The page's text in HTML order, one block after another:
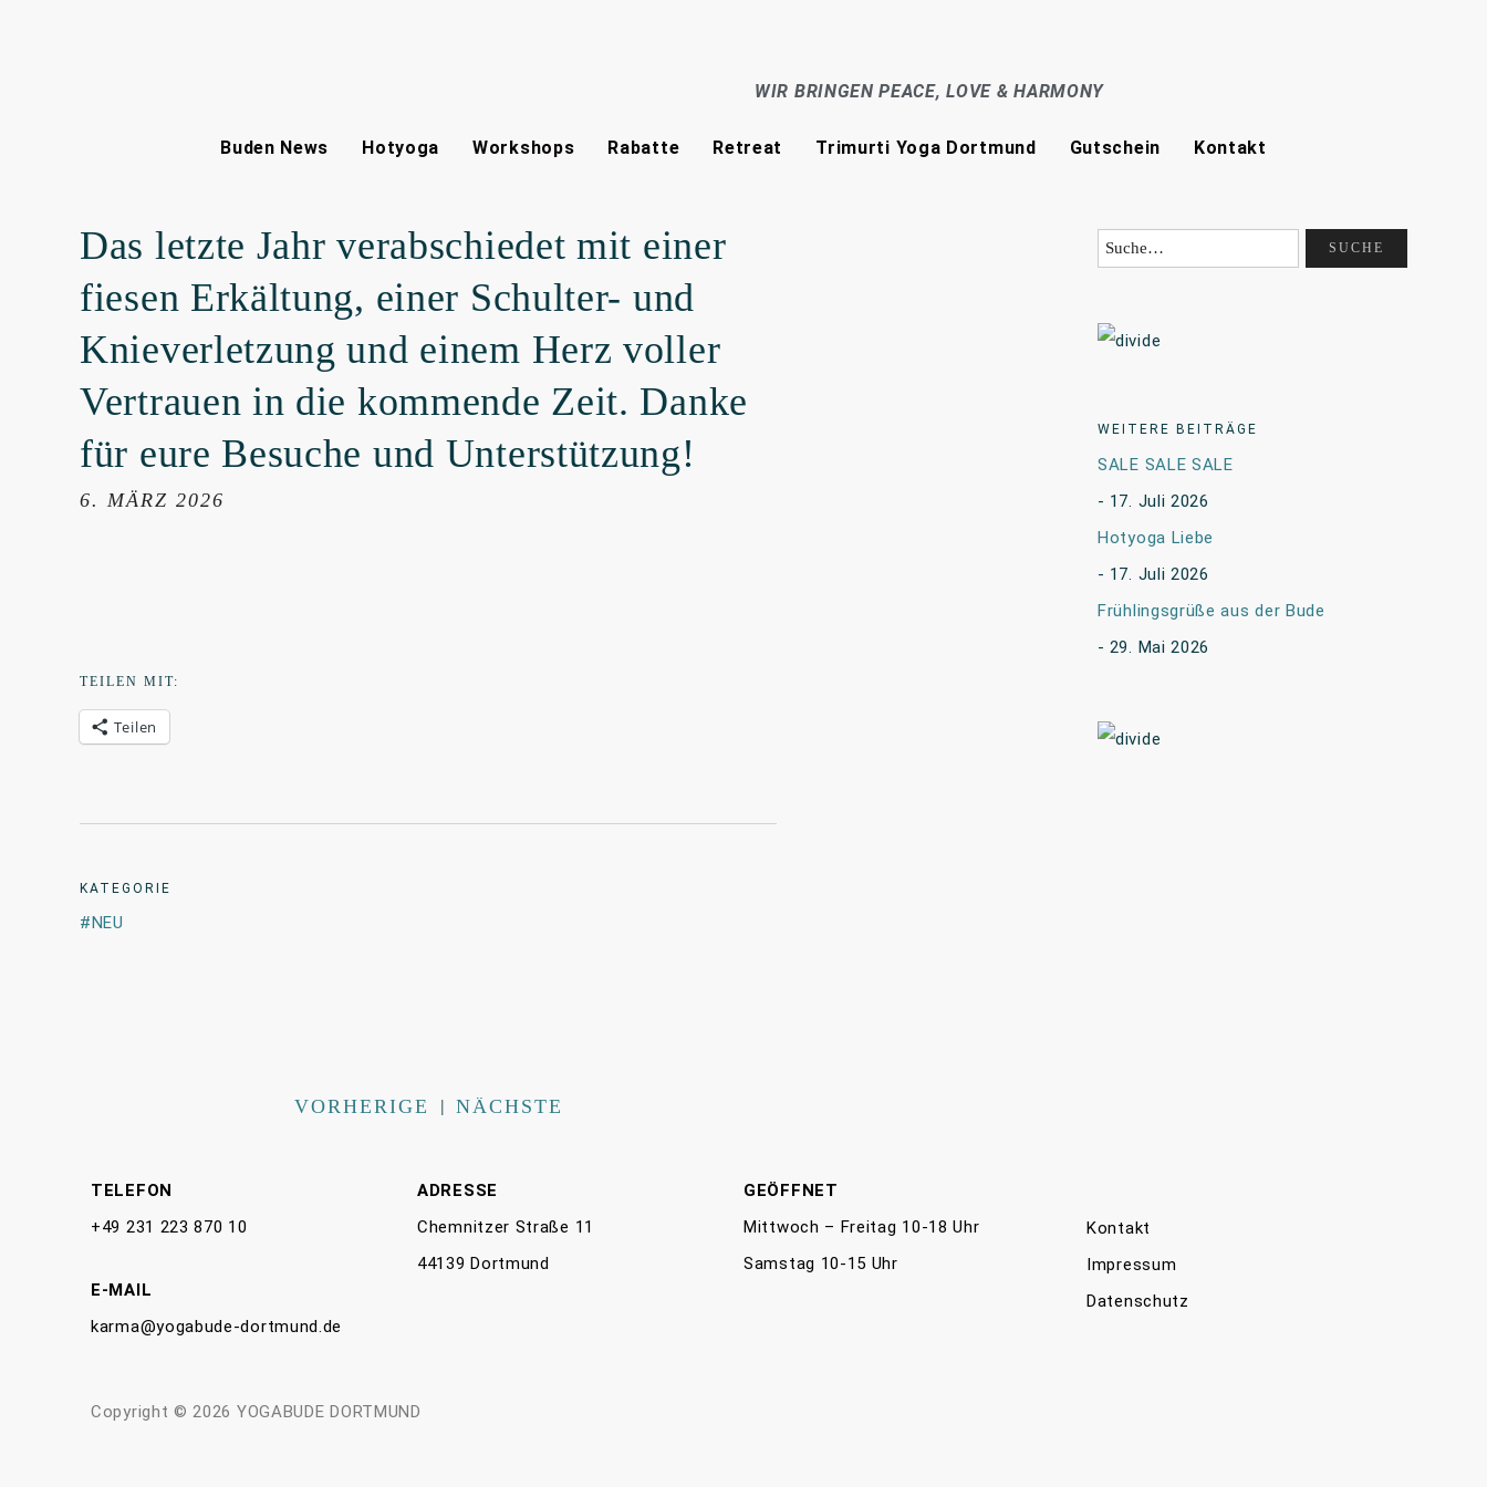
WIR BRINGEN PEACE, LOVE & HARMONY
Buden News Hotyoga Workshops Rabatte Retreat Trimurti Yoga Dortmund Gutschein Kontakt
Das letzte Jahr verabschiedet mit einer
fiesen Erkältung, einer Schulter- und
Knieverletzung und einem Herz voller
Vertrauen in die kommende Zeit. Danke
für eure Besuche und Unterstützung!
6. MÄRZ 2026
TEILEN MIT:
Teilen
KATEGORIE
NEU
VORHERIGE | NÄCHSTE
WEITERE BEITRÄGE
SALE SALE SALE
17. Juli 2026
Hotyoga Liebe
17. Juli 2026
Frühlingsgrüße aus der Bude
29. Mai 2026
TELEFON
+49 231 223 870 10
E-MAIL
karma@yogabude-dortmund.de
ADRESSE
Chemnitzer Straße 11
44139 Dortmund
GEÖFFNET
Mittwoch – Freitag 10-18 Uhr
Samstag 10-15 Uhr
Kontakt
Impressum
Datenschutz
Copyright © 2026 YOGABUDE DORTMUND